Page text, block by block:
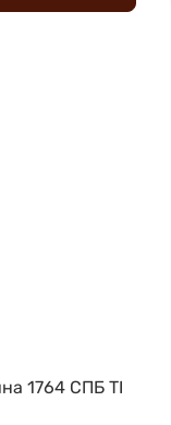
1764 СПБ TI